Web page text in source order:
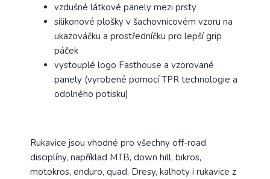
vzdušné látkové panely mezi prsty
silikonové plošky v šachovnicovém vzoru na
ukazováčku a prostředníčku pro lepší grip
páček
vystouplé logo Fasthouse a vzorované
panely (vyrobené pomocí TPR technologie a
odolného potisku)
Rukavice jsou vhodné pro všechny off-road
disciplíny, například MTB, down hill, bikros,
motokros, enduro, quad. Dresy, kalhoty i rukavice z